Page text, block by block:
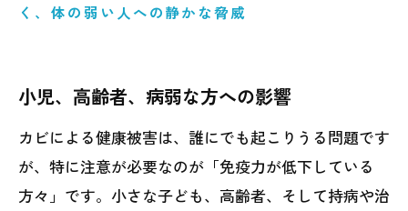
く、体の弱い人への静かな脅威
小児、高齢者、病弱な方への影響
カビによる健康被害は、誰にでも起こりうる問題です
が、特に注意が必要なのが「免疫力が低下している
方々」です。小さな子ども、高齢者、そして持病や治